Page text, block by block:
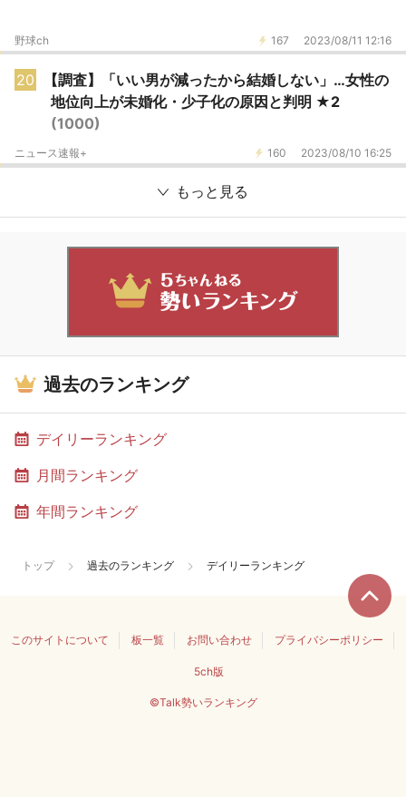
167 2023/08/11 12:16
野球ch
20
【調査】「いい男が減ったから結婚しない」…女性の
地位向上が未婚化・少子化の原因と判明 ★2
(1000)
160 2023/08/10 16:25
ニュース速報+
もっと見る
過去のランキング
デイリーランキング
月間ランキング
年間ランキング
トップ 過去のランキング デイリーランキング
このサイトについて 板一覧 お問い合わせ プライバシーポリシー
5ch版
©Talk勢いランキング